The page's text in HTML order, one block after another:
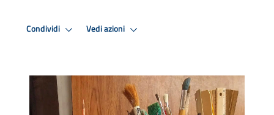
Condividi Vedi azioni